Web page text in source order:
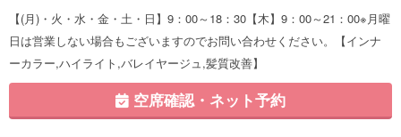
【(月)・火・水・金・土・日】9：00～18：30【木】9：00～21：00※月曜
日は営業しない場合もございますのでお問い合わせください。【インナ
ーカラー,ハイライト,バレイヤージュ,髪質改善】
空席確認・ネット予約